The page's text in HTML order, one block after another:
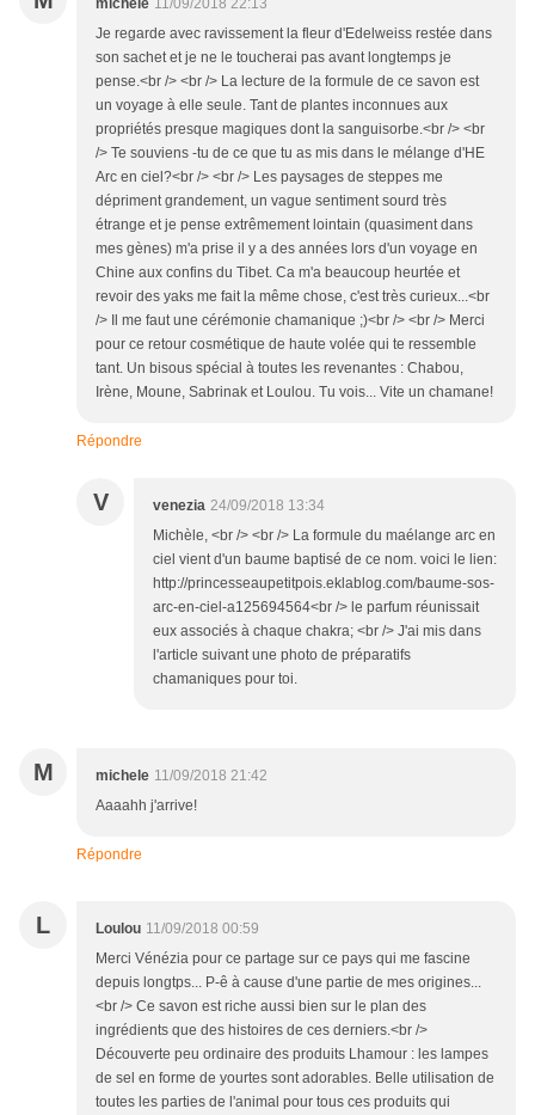
michele 11/09/2018 22:13
Je regarde avec ravissement la fleur d'Edelweiss restée dans
son sachet et je ne le toucherai pas avant longtemps je
pense.<br /> <br /> La lecture de la formule de ce savon est
un voyage à elle seule. Tant de plantes inconnues aux
propriétés presque magiques dont la sanguisorbe.<br /> <br
/> Te souviens -tu de ce que tu as mis dans le mélange d'HE
Arc en ciel?<br /> <br /> Les paysages de steppes me
dépriment grandement, un vague sentiment sourd très
étrange et je pense extrêmement lointain (quasiment dans
mes gènes) m'a prise il y a des années lors d'un voyage en
Chine aux confins du Tibet. Ca m'a beaucoup heurtée et
revoir des yaks me fait la même chose, c'est très curieux...<br
/> Il me faut une cérémonie chamanique ;)<br /> <br /> Merci
pour ce retour cosmétique de haute volée qui te ressemble
tant. Un bisous spécial à toutes les revenantes : Chabou,
Irène, Moune, Sabrinak et Loulou. Tu vois... Vite un chamane!
Répondre
V venezia 24/09/2018 13:34
Michèle, <br /> <br /> La formule du maélange arc en
ciel vient d'un baume baptisé de ce nom. voici le lien:
http://princesseaupetitpois.eklablog.com/baume-sos-
arc-en-ciel-a125694564<br /> le parfum réunissait
eux associés à chaque chakra; <br /> J'ai mis dans
l'article suivant une photo de préparatifs
chamaniques pour toi.
M michele 11/09/2018 21:42
Aaaahh j'arrive!
Répondre
L Loulou 11/09/2018 00:59
Merci Vénézia pour ce partage sur ce pays qui me fascine
depuis longtps... P-ê à cause d'une partie de mes origines...
<br /> Ce savon est riche aussi bien sur le plan des
ingrédients que des histoires de ces derniers.<br />
Découverte peu ordinaire des produits Lhamour : les lampes
de sel en forme de yourtes sont adorables. Belle utilisation de
toutes les parties de l'animal pour tous ces produits qui